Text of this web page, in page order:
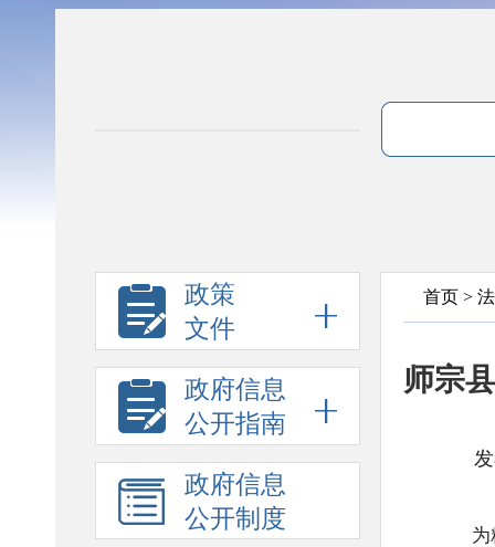
政策
文件
政府信息
公开指南
政府信息
公开制度
首页 >
师宗